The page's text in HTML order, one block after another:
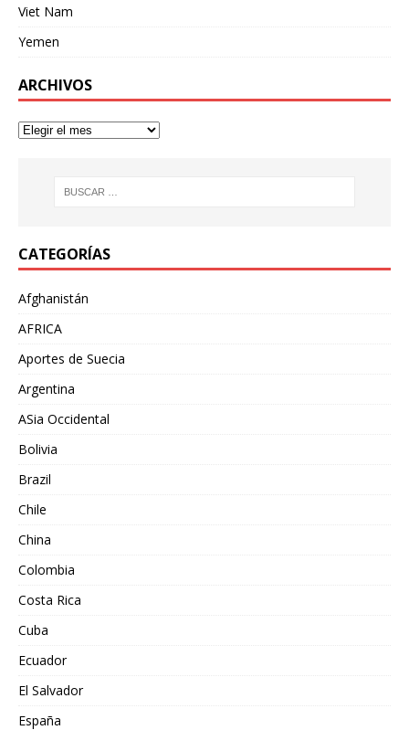
Viet Nam
Yemen
ARCHIVOS
CATEGORÍAS
Afghanistán
AFRICA
Aportes de Suecia
Argentina
ASia Occidental
Bolivia
Brazil
Chile
China
Colombia
Costa Rica
Cuba
Ecuador
El Salvador
España